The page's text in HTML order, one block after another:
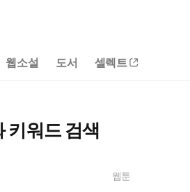
웹소설 도서 셀렉트
키워드 검색
웹툰